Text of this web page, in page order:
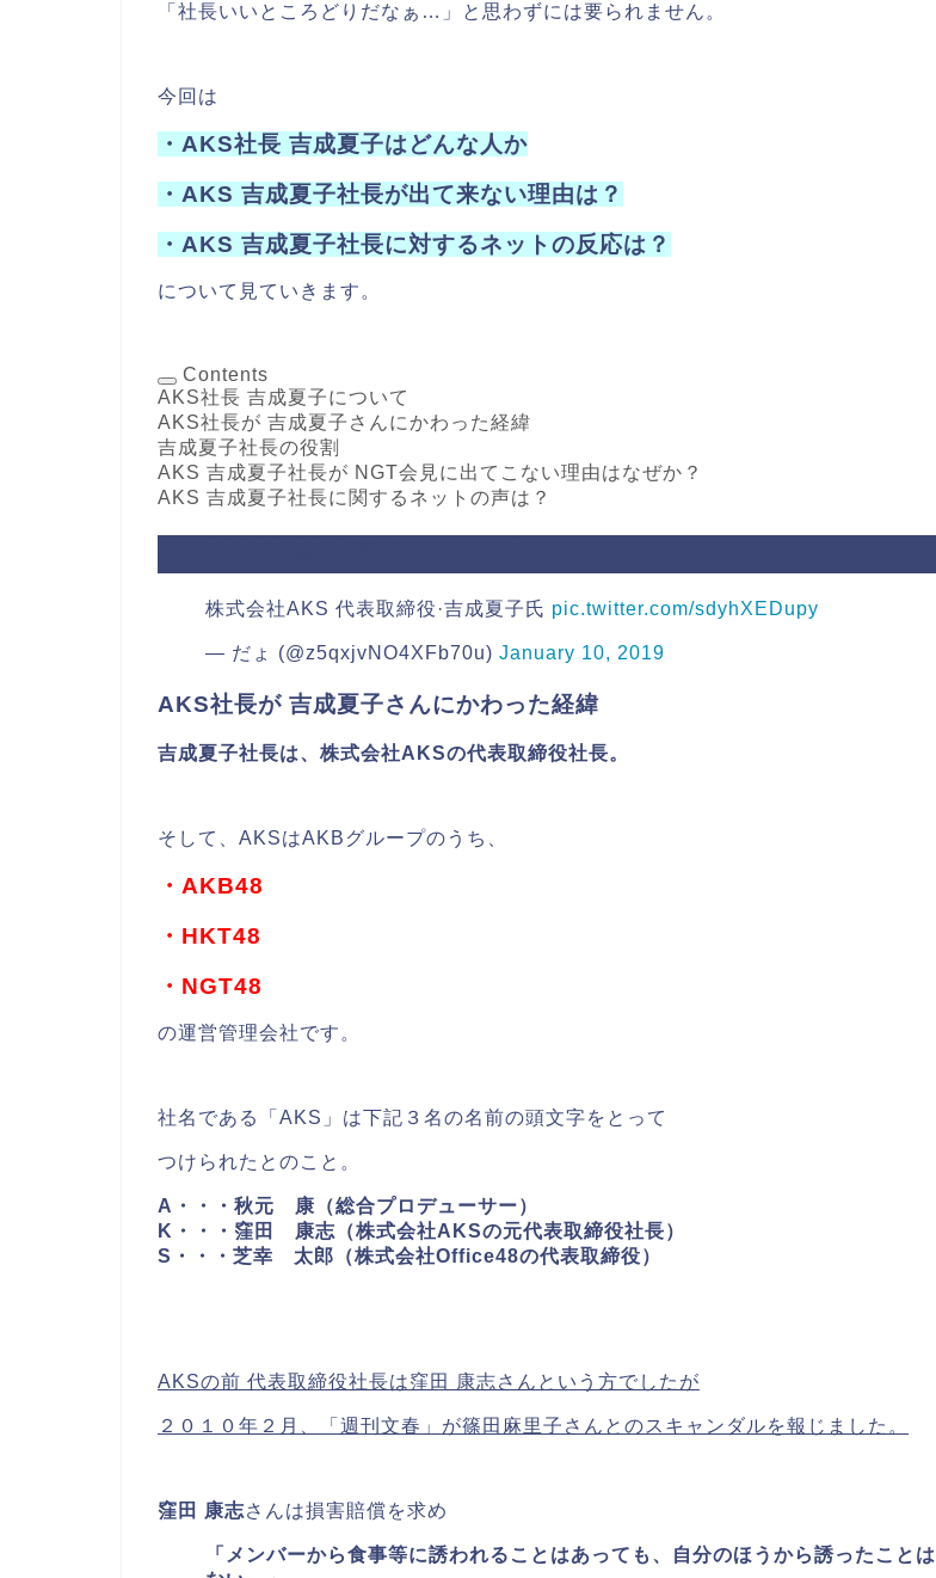
「社長いいところどりだなぁ…」と思わずには要られません。
今回は
・AKS社長 吉成夏子はどんな人か
・AKS 吉成夏子社長が出て来ない理由は？
・AKS 吉成夏子社長に対するネットの反応は？
について見ていきます。
Contents
AKS社長 吉成夏子について
AKS社長が 吉成夏子さんにかわった経緯
吉成夏子社長の役割
AKS 吉成夏子社長が NGT会見に出てこない理由はなぜか？
AKS 吉成夏子社長に関するネットの声は？
株式会社AKS 代表取締役·吉成夏子氏 pic.twitter.com/sdyhXEDupy
— だょ (@z5qxjvNO4XFb70u) January 10, 2019
AKS社長が 吉成夏子さんにかわった経緯
吉成夏子社長は、株式会社AKSの代表取締役社長。
そして、AKSはAKBグループのうち、
・AKB48
・HKT48
・NGT48
の運営管理会社です。
社名である「AKS」は下記３名の名前の頭文字をとって
つけられたとのこと。
A・・・秋元 康（総合プロデューサー）
K・・・窪田 康志（株式会社AKSの元代表取締役社長）
S・・・芝幸 太郎（株式会社Office48の代表取締役）
AKSの前 代表取締役社長は窪田 康志さんという方でしたが
２０１０年２月、「週刊文春」が篠田麻里子さんとのスキャンダルを報じました。
窪田 康志さんは損害賠償を求め
「メンバーから食事等に誘われることはあっても、自分のほうから誘ったことは